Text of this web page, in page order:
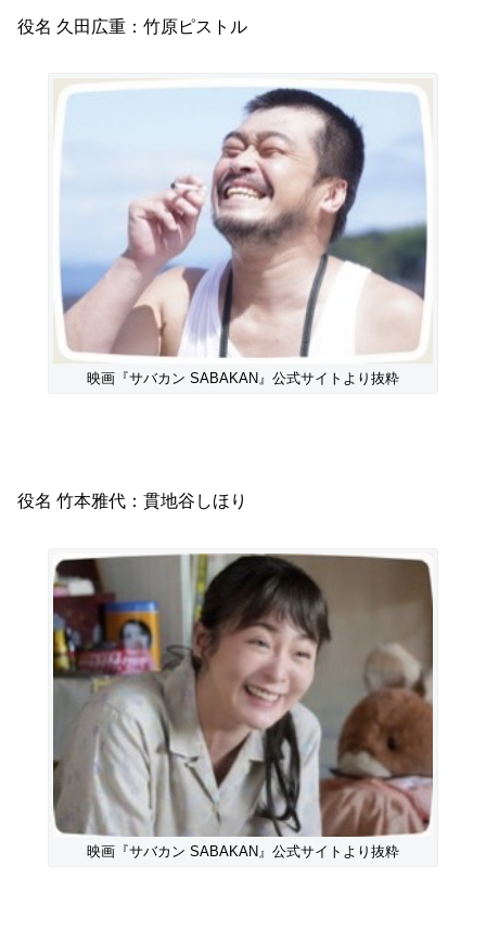
役名 久田広重：竹原ピストル
映画『サバカン SABAKAN』公式サイトより抜粋
役名 竹本雅代：貫地谷しほり
映画『サバカン SABAKAN』公式サイトより抜粋